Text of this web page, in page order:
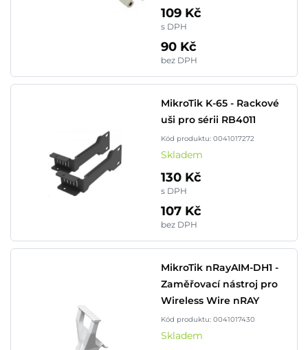
109 Kč
s DPH
90 Kč
bez DPH
MikroTik K-65 - Rackové
uši pro sérii RB4011
Kód produktu: 0041017272
Skladem
130 Kč
s DPH
107 Kč
bez DPH
MikroTik nRayAIM-DH1 -
Zaměřovací nástroj pro
Wireless Wire nRAY
Kód produktu: 0041017430
Skladem